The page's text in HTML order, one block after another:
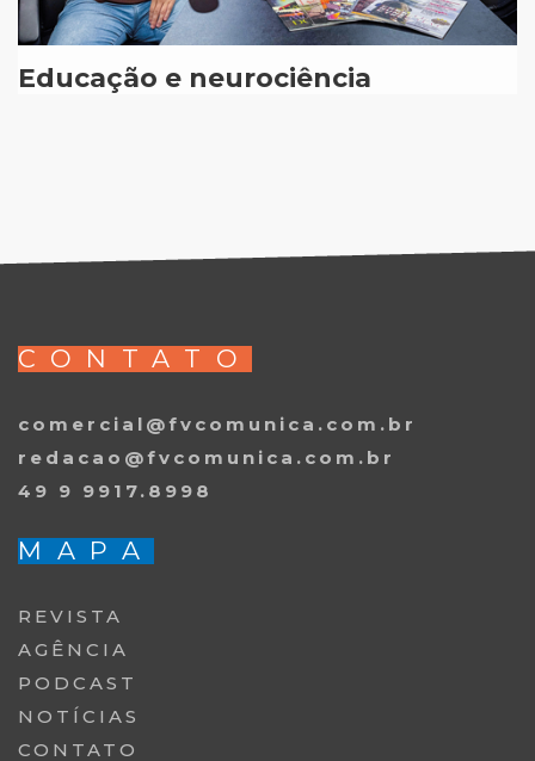
Educação e neurociência
CONTATO
comercial@fvcomunica.com.br
redacao@fvcomunica.com.br
49 9 9917.8998
MAPA
REVISTA
AGÊNCIA
PODCAST
NOTÍCIAS
CONTATO